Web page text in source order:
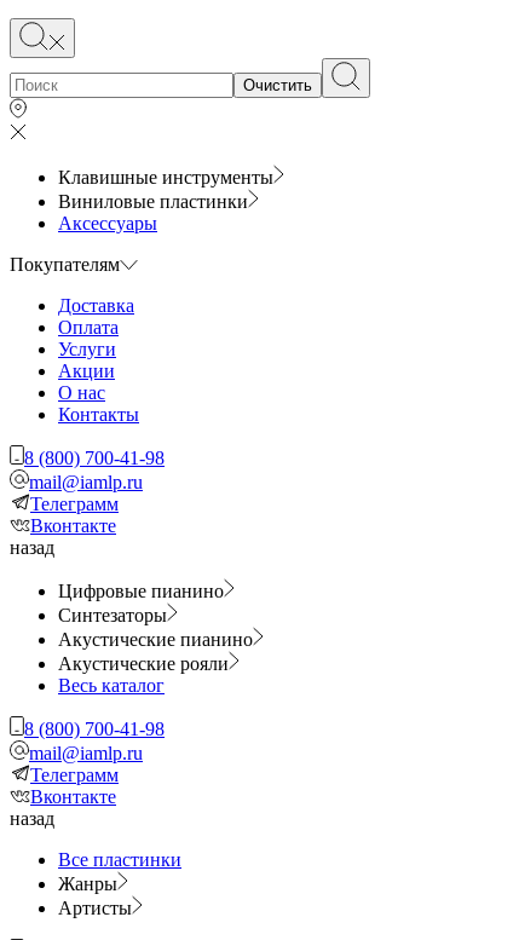
Очистить
Клавишные инструменты
Виниловые пластинки
Аксессуары
Покупателям
Доставка
Оплата
Услуги
Акции
О нас
Контакты
8 (800) 700-41-98
mail@iamlp.ru
Телеграмм
Вконтакте
назад
Цифровые пианино
Синтезаторы
Акустические пианино
Акустические рояли
Весь каталог
8 (800) 700-41-98
mail@iamlp.ru
Телеграмм
Вконтакте
назад
Все пластинки
Жанры
Артисты